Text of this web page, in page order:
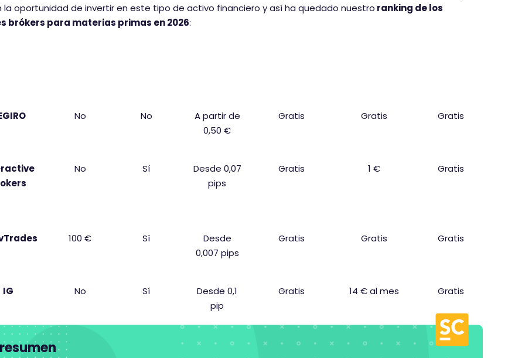
la oportunidad de invertir en este tipo de activo financiero y así ha quedado nuestro ranking de los
brókers para materias primas en 2026:
No No
A partir de
0,50 €
Gratis Gratis Gratis
No Sí
Desde 0,07
pips
Gratis 1 € Gratis
100 € Sí
Desde
0,007 pips
Gratis Gratis Gratis
IG No Sí
Desde 0,1
pip
Gratis 14 € al mes Gratis